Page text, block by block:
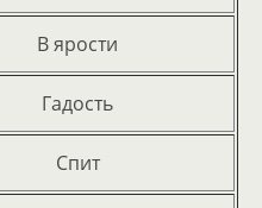
В ярости
Гадость
Спит